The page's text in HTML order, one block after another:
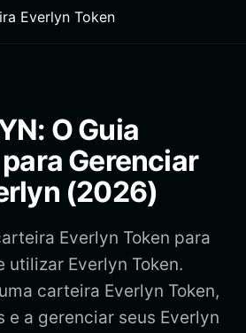
Everlyn Token
O Guia
Gerenciar
(2026)
Everlyn Token para
utilizar Everlyn Token.
carteira Everlyn Token,
e a gerenciar seus Everlyn